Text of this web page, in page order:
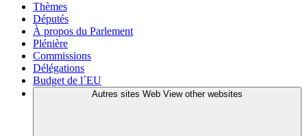
Thèmes
Députés
À propos du Parlement
Plénière
Commissions
Délégations
Budget de l´EU
Autres sites Web View other websites